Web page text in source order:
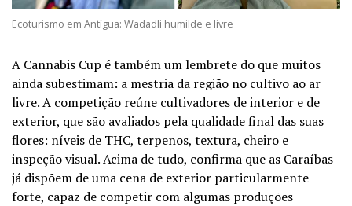
Ecoturismo em Antígua: Wadadli humilde e livre
A Cannabis Cup é também um lembrete do que muitos
ainda subestimam: a mestria da região no cultivo ao ar
livre. A competição reúne cultivadores de interior e de
exterior, que são avaliados pela qualidade final das suas
flores: níveis de THC, terpenos, textura, cheiro e
inspeção visual. Acima de tudo, confirma que as Caraíbas
já dispõem de uma cena de exterior particularmente
forte, capaz de competir com algumas produções